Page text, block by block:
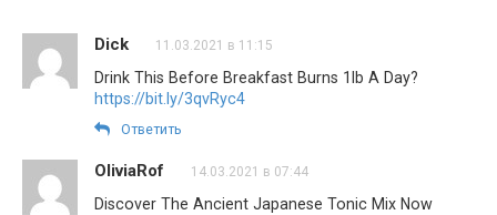
Dick 11.03.2021 в 11:15
Drink This Before Breakfast Burns 1lb A Day?
https://bit.ly/3qvRyc4
Ответить
OliviaRof 14.03.2021 в 07:44
Discover The Ancient Japanese Tonic Mix Now